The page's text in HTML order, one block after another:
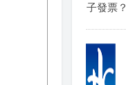
子發票？